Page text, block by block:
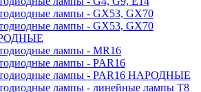
лампы - GX53, GX70
лампы - GX53, GX70
лампы - MR16
лампы - PAR16
лампы - PAR16 НАРОДНЫЕ
лампы - линейные лампы T8